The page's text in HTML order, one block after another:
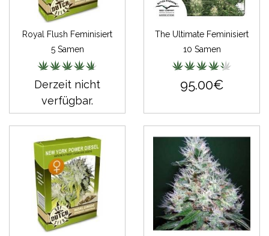
Royal Flush Feminisiert
5 Samen
Derzeit nicht
verfügbar.
The Ultimate Feminisiert
10 Samen
95.00€